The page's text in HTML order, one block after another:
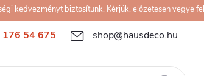
kedvezményt biztosítunk. Kérjük, előzetesen vegye
54 675 shop@hausdeco.hu